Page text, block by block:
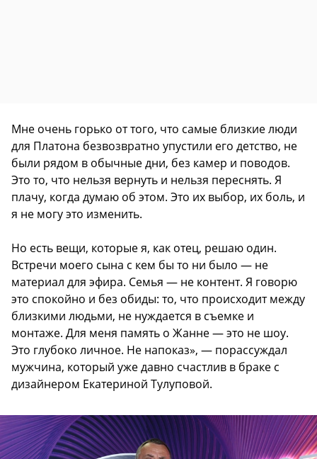
Мне очень горько от того, что самые близкие люди
для Платона безвозвратно упустили его детство, не
были рядом в обычные дни, без камер и поводов.
Это то, что нельзя вернуть и нельзя переснять. Я
плачу, когда думаю об этом. Это их выбор, их боль, и
я не могу это изменить.
Но есть вещи, которые я, как отец, решаю один.
Встречи моего сына с кем бы то ни было — не
материал для эфира. Семья — не контент. Я говорю
это спокойно и без обиды: то, что происходит между
близкими людьми, не нуждается в съемке и
монтаже. Для меня память о Жанне — это не шоу.
Это глубоко личное. Не напоказ», — порассуждал
мужчина, который уже давно счастлив в браке с
дизайнером Екатериной Тулуповой.